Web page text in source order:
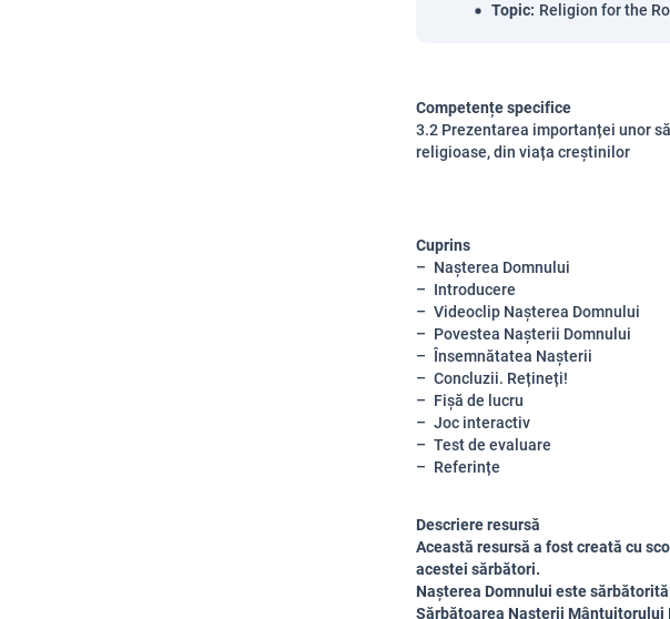
Topic: Religion for the
Competențe specifice
3.2 Prezentarea importanței unor
religioase, din viața creștinilor
Cuprins
Nașterea Domnului
Introducere
Videoclip Nașterea Domnului
Povestea Nașterii Domnului
Însemnătatea Nașterii
Concluzii. Rețineți!
Fișă de lucru
Joc interactiv
Test de evaluare
Referințe
Descriere resursă
Această resursă a fost creată cu
acestei sărbători.
Nașterea Domnului este
Sărbătoarea Nașterii Mântuitorului